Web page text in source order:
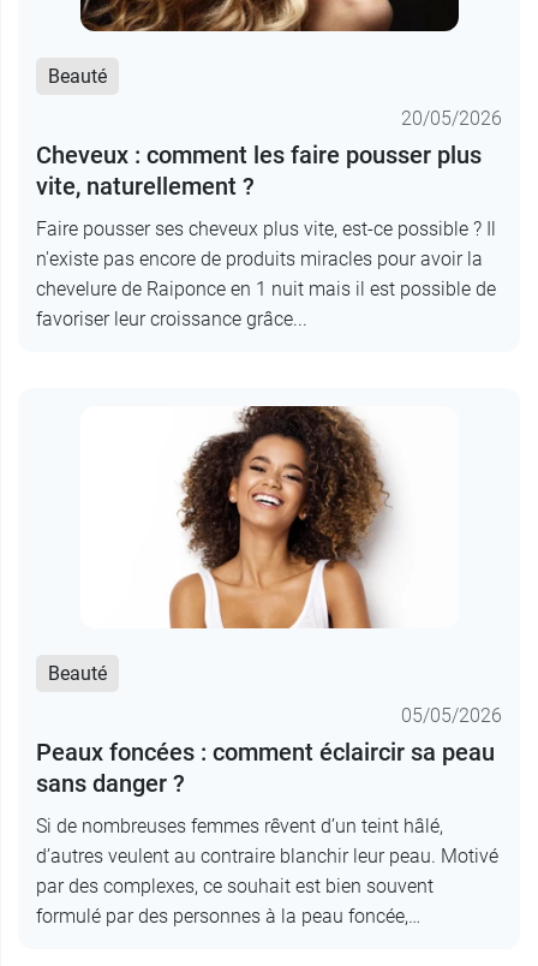
Beauté
20/05/2026
Cheveux : comment les faire pousser plus
vite, naturellement ?
Faire pousser ses cheveux plus vite, est-ce possible ? Il
n'existe pas encore de produits miracles pour avoir la
chevelure de Raiponce en 1 nuit mais il est possible de
favoriser leur croissance grâce...
Beauté
05/05/2026
Peaux foncées : comment éclaircir sa peau
sans danger ?
Si de nombreuses femmes rêvent d’un teint hâlé,
d’autres veulent au contraire blanchir leur peau. Motivé
par des complexes, ce souhait est bien souvent
formulé par des personnes à la peau foncée,…